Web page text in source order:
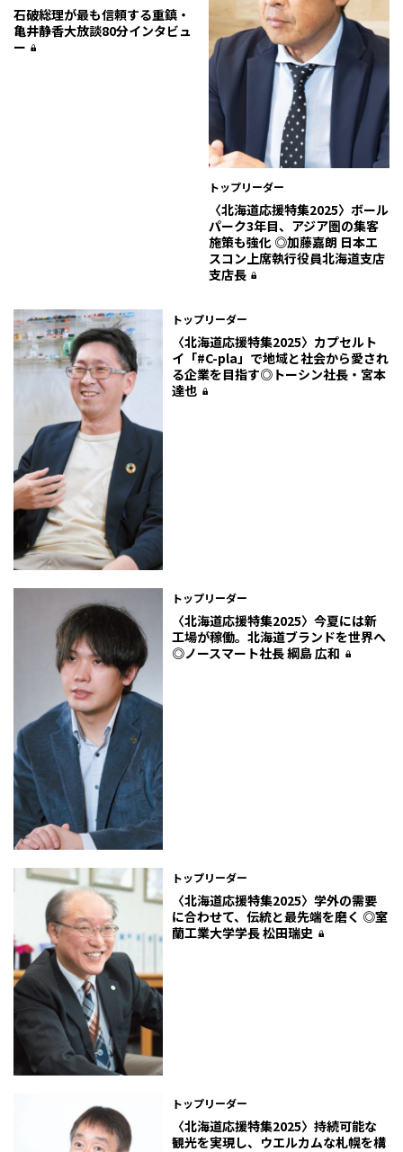
石破総理が最も信頼する重鎮・
亀井静香大放談80分インタビュ
ー
トップリーダー
〈北海道応援特集2025〉ボール
パーク3年目、アジア圏の集客
施策も強化 ◎加藤嘉朗 日本エ
スコン上席執行役員北海道支店
支店長
トップリーダー
〈北海道応援特集2025〉カプセルト
イ「#C-pla」で地域と社会から愛され
る企業を目指す◎トーシン社長・宮本
達也
トップリーダー
〈北海道応援特集2025〉今夏には新
工場が稼働。北海道ブランドを世界へ
◎ノースマート社長 綱島 広和
トップリーダー
〈北海道応援特集2025〉学外の需要
に合わせて、伝統と最先端を磨く ◎室
蘭工業大学学長 松田瑞史
トップリーダー
〈北海道応援特集2025〉持続可能な
観光を実現し、ウエルカムな札幌を構